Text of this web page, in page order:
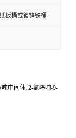
板桶或镀锌铁桶
中间体; 2-氯噻吨-9-